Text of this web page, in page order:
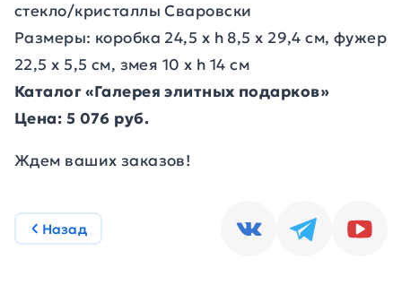
стекло/кристаллы Сваровски
Размеры: коробка 24,5 x h 8,5 x 29,4 cм, фужер
22,5 х 5,5 см, змея 10 х h 14 см
Каталог «Галерея элитных подарков»
Цена: 5 076 руб.
Ждем ваших заказов!
Назад